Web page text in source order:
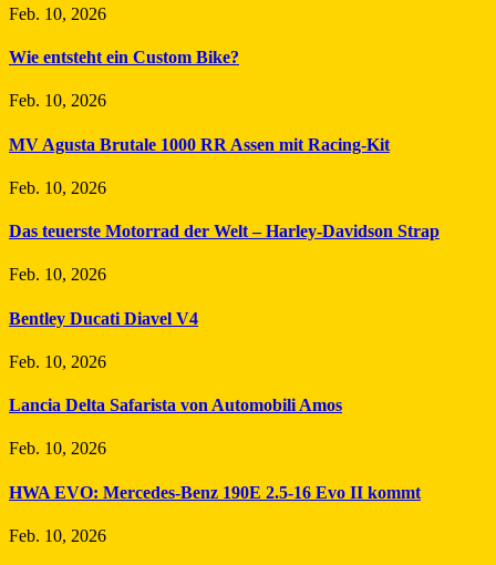
Feb. 10, 2026
Wie entsteht ein Custom Bike?
Feb. 10, 2026
MV Agusta Brutale 1000 RR Assen mit Racing-Kit
Feb. 10, 2026
Das teuerste Motorrad der Welt – Harley-Davidson Strap
Feb. 10, 2026
Bentley Ducati Diavel V4
Feb. 10, 2026
Lancia Delta Safarista von Automobili Amos
Feb. 10, 2026
HWA EVO: Mercedes-Benz 190E 2.5-16 Evo II kommt
Feb. 10, 2026